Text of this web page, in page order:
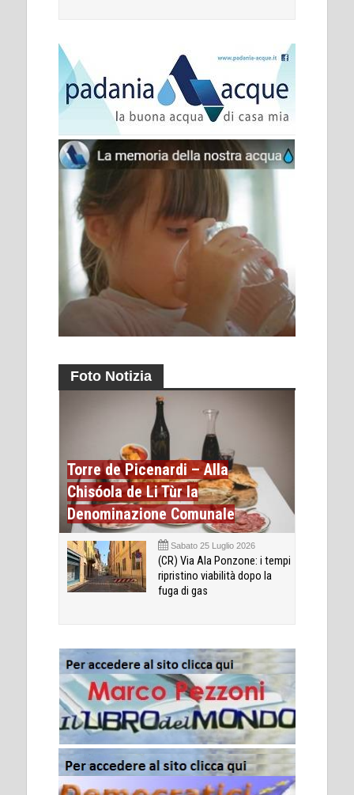
Foto Notizia
Torre de Picenardi – Alla
Chisóola de Li Tùr la
Denominazione Comunale
Sabato 25 Luglio 2026
(CR) Via Ala Ponzone: i tempi
ripristino viabilità dopo la
fuga di gas